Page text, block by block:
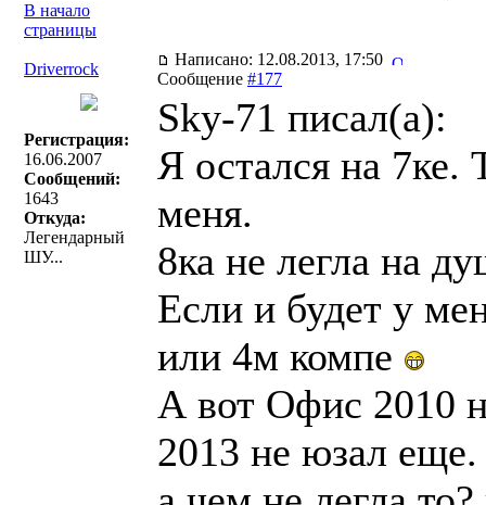
В начало
страницы
Driverrock
Написано: 12.08.2013, 17:50
Сообщение #177
Регистрация:
16.06.2007
Сообщений:
1643
Откуда:
Легендарный
ШУ...
Sky-71 писал(a):
Я остался на 7ке.
меня.
8ка не легла на
Если и будет у
или 4м компе
А вот Офис 2010
2013 не юзал еще.